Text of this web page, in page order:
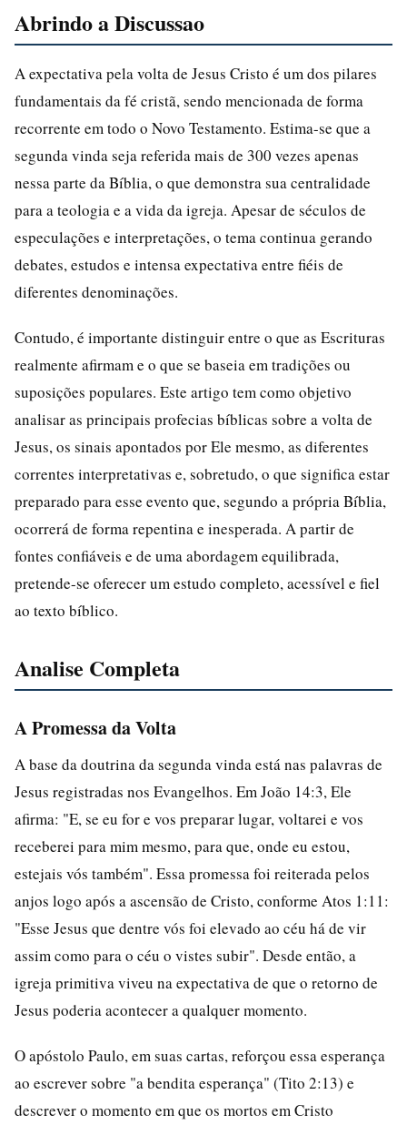
Abrindo a Discussao
A expectativa pela volta de Jesus Cristo é um dos pilares
fundamentais da fé cristã, sendo mencionada de forma
recorrente em todo o Novo Testamento. Estima-se que a
segunda vinda seja referida mais de 300 vezes apenas
nessa parte da Bíblia, o que demonstra sua centralidade
para a teologia e a vida da igreja. Apesar de séculos de
especulações e interpretações, o tema continua gerando
debates, estudos e intensa expectativa entre fiéis de
diferentes denominações.
Contudo, é importante distinguir entre o que as Escrituras
realmente afirmam e o que se baseia em tradições ou
suposições populares. Este artigo tem como objetivo
analisar as principais profecias bíblicas sobre a volta de
Jesus, os sinais apontados por Ele mesmo, as diferentes
correntes interpretativas e, sobretudo, o que significa estar
preparado para esse evento que, segundo a própria Bíblia,
ocorrerá de forma repentina e inesperada. A partir de
fontes confiáveis e de uma abordagem equilibrada,
pretende-se oferecer um estudo completo, acessível e fiel
ao texto bíblico.
Analise Completa
A Promessa da Volta
A base da doutrina da segunda vinda está nas palavras de
Jesus registradas nos Evangelhos. Em João 14:3, Ele
afirma: "E, se eu for e vos preparar lugar, voltarei e vos
receberei para mim mesmo, para que, onde eu estou,
estejais vós também". Essa promessa foi reiterada pelos
anjos logo após a ascensão de Cristo, conforme Atos 1:11:
"Esse Jesus que dentre vós foi elevado ao céu há de vir
assim como para o céu o vistes subir". Desde então, a
igreja primitiva viveu na expectativa de que o retorno de
Jesus poderia acontecer a qualquer momento.
O apóstolo Paulo, em suas cartas, reforçou essa esperança
ao escrever sobre "a bendita esperança" (Tito 2:13) e
descrever o momento em que os mortos em Cristo